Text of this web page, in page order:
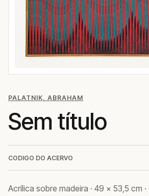
PALATNIK, ABRAHAM
Sem título
CODIGO DO ACERVO
Acrílica sobre madeira · 49 × 53,5 cm